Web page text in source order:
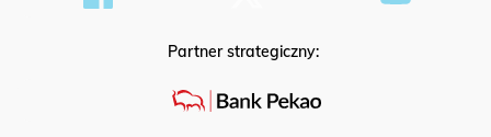
Partner strategiczny: